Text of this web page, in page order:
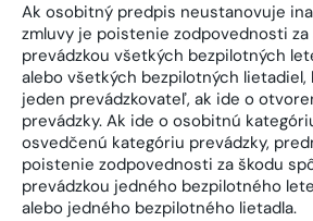
Ak osobitný predpis neustanovuje
zmluvy je poistenie zodpovednosti
prevádzkou všetkých bezpilotných
alebo všetkých bezpilotných
jeden prevádzkovateľ, ak ide o
prevádzky. Ak ide o osobitnú
osvedčenú kategóriu prevádzky,
poistenie zodpovednosti za škodu
prevádzkou jedného bezpilotného
alebo jedného bezpilotného lietadla.